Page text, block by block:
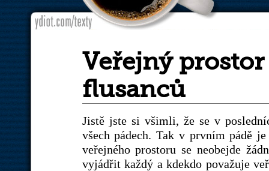
Veřejný
flusanců
Jistě jste si všimli, že se v
všech pádech. Tak v prvním pádě
veřejného prostoru se neobejde
vyjádřit každý a kdekdo považuje